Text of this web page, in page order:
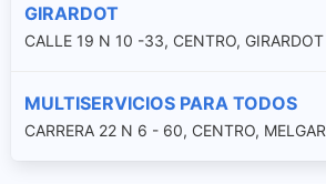
GIRARDOT
CALLE 19 N 10 -33, CENTRO, GIRARDOT
MULTISERVICIOS PARA TODOS
CARRERA 22 N 6 - 60, CENTRO, MELGAR